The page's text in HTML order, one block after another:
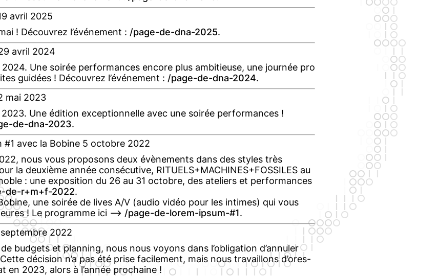
avril 2025
! Découvrez l’événement :
page-de-dna-2025.
avril 2024
Une soirée performances encore plus ambitieuse, une journée pro
guidées ! Découvrez l’événement :
page-de-dna-2024.
mai 2023
Une édition exceptionnelle avec une soirée performances !
de-dna-2023.
avec la Bobine 5 octobre 2022
nous vous proposons deux évènements dans des styles très
la deuxième année consécutive, RITUELS+MACHINES+FOSSILES au
: une exposition du 26 au 31 octobre, des ateliers et performances
de-r+m+f-2022.
une soirée de lives A/V (audio vidéo pour les intimes) qui vous
! Le programme ici –>
page-de-lorem-ipsum-#1.
septembre 2022
budgets et planning, nous nous voyons dans l’obligation d’annuler
décision n’a pas été prise facilement, mais nous travaillons d’ores-
en 2023, alors à l’année prochaine !